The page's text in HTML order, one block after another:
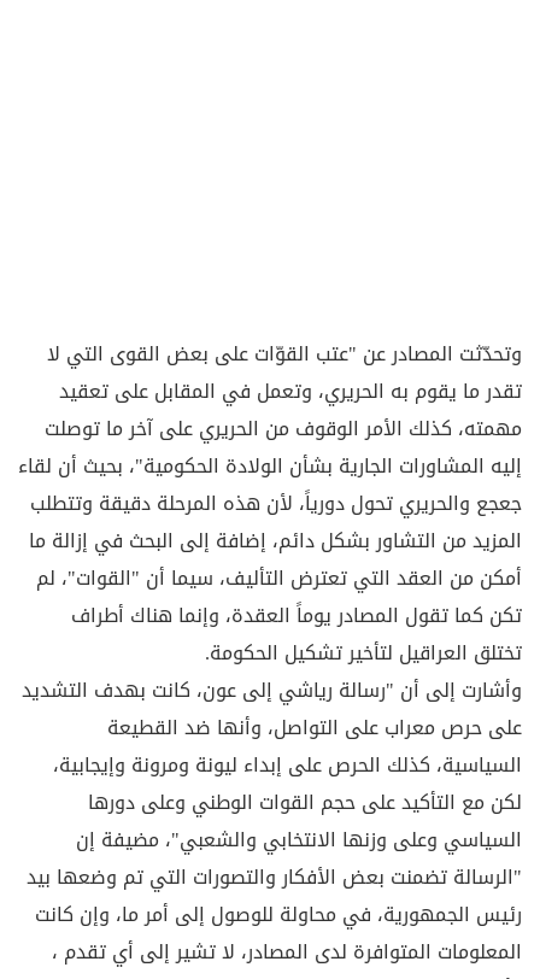
وتحدّثت المصادر عن "عتب القوّات على بعض القوى التي لا
تقدر ما يقوم به الحريري، وتعمل في المقابل على تعقيد
مهمته، كذلك الأمر الوقوف من الحريري على آخر ما توصلت
إليه المشاورات الجارية بشأن الولادة الحكومية"، بحيث أن لقاء
جعجع والحريري تحول دورياً، لأن هذه المرحلة دقيقة وتتطلب
المزيد من التشاور بشكل دائم، إضافة إلى البحث في إزالة ما
أمكن من العقد التي تعترض التأليف، سيما أن "القوات"، لم
تكن كما تقول المصادر يوماً العقدة، وإنما هناك أطراف
تختلق العراقيل لتأخير تشكيل الحكومة.
وأشارت إلى أن "رسالة رياشي إلى عون، كانت بهدف التشديد
على حرص معراب على التواصل، وأنها ضد القطيعة
السياسية، كذلك الحرص على إبداء ليونة ومرونة وإيجابية،
لكن مع التأكيد على حجم القوات الوطني وعلى دورها
السياسي وعلى وزنها الانتخابي والشعبي"، مضيفة إن
"الرسالة تضمنت بعض الأفكار والتصورات التي تم وضعها بيد
رئيس الجمهورية، في محاولة للوصول إلى أمر ما، وإن كانت
المعلومات المتوافرة لدى المصادر، لا تشير إلى أي تقدم ،